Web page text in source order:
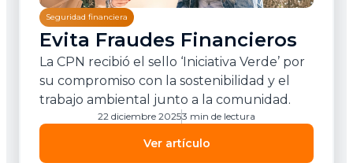
Seguridad financiera
Evita Fraudes Financieros
La CPN recibió el sello ‘Iniciativa Verde’ por
su compromiso con la sostenibilidad y el
trabajo ambiental junto a la comunidad.
Ver artículo
22 diciembre 20253 min de lectura